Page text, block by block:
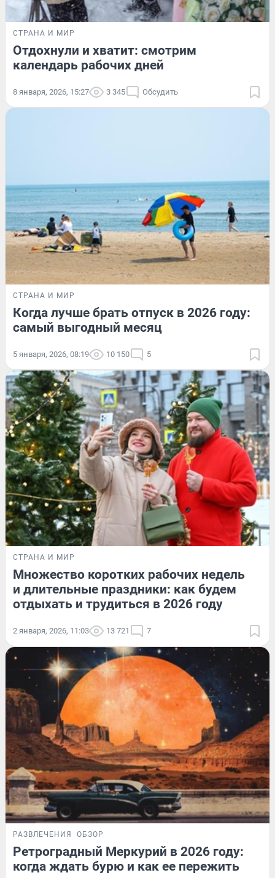
СТРАНА И МИР
Отдохнули и хватит: смотрим
календарь рабочих дней
8 января, 2026, 15:27 3 345 Обсудить
СТРАНА И МИР
Когда лучше брать отпуск в 2026 году:
самый выгодный месяц
5 января, 2026, 08:19 10 150 5
СТРАНА И МИР
Множество коротких рабочих недель
и длительные праздники: как будем
отдыхать и трудиться в 2026 году
2 января, 2026, 11:03 13 721 7
РАЗВЛЕЧЕНИЯ ОБЗОР
Ретроградный Меркурий в 2026 году:
когда ждать бурю и как ее пережить